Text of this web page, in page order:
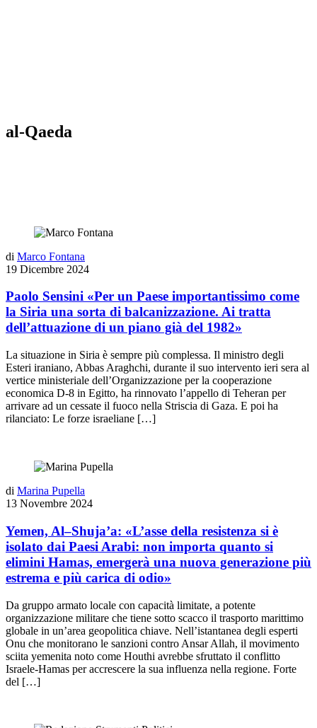
al-Qaeda
di Marco Fontana
19 Dicembre 2024
Paolo Sensini «Per un Paese importantissimo come
la Siria una sorta di balcanizzazione. Ai tratta
dell’attuazione di un piano già del 1982»
La situazione in Siria è sempre più complessa. Il ministro degli
Esteri iraniano, Abbas Araghchi, durante il suo intervento ieri sera al
vertice ministeriale dell’Organizzazione per la cooperazione
economica D-8 in Egitto, ha rinnovato l’appello di Teheran per
arrivare ad un cessate il fuoco nella Striscia di Gaza. E poi ha
rilanciato: Le forze israeliane […]
di Marina Pupella
13 Novembre 2024
Yemen, Al–Shuja’a: «L’asse della resistenza si è
isolato dai Paesi Arabi: non importa quanto si
elimini Hamas, emergerà una nuova generazione più
estrema e più carica di odio»
Da gruppo armato locale con capacità limitate, a potente
organizzazione militare che tiene sotto scacco il trasporto marittimo
globale in un’area geopolitica chiave. Nell’istantanea degli esperti
Onu che monitorano le sanzioni contro Ansar Allah, il movimento
sciita yemenita noto come Houthi avrebbe sfruttato il conflitto
Israele-Hamas per accrescere la sua influenza nella regione. Forte
del […]